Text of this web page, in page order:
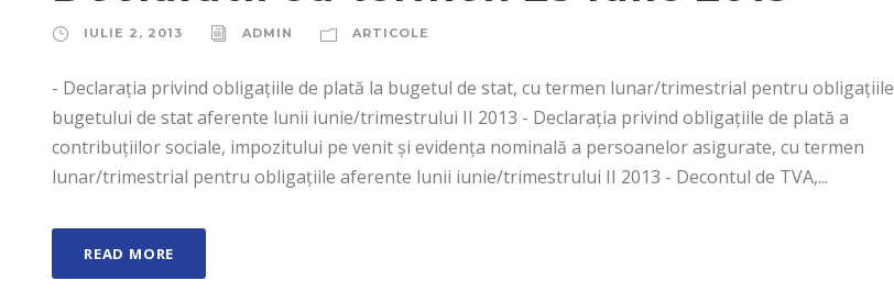
IULIE 2, 2013 ADMIN ARTICOLE
- Declaraţia privind obligaţiile de plată la bugetul de stat, cu termen lunar/trimestrial pentru obligaţiile
bugetului de stat aferente lunii iunie/trimestrului II 2013 - Declaraţia privind obligaţiile de plată a
contribuţiilor sociale, impozitului pe venit şi evidenţa nominală a persoanelor asigurate, cu termen
lunar/trimestrial pentru obligaţiile aferente lunii iunie/trimestrului II 2013 - Decontul de TVA,...
READ MORE